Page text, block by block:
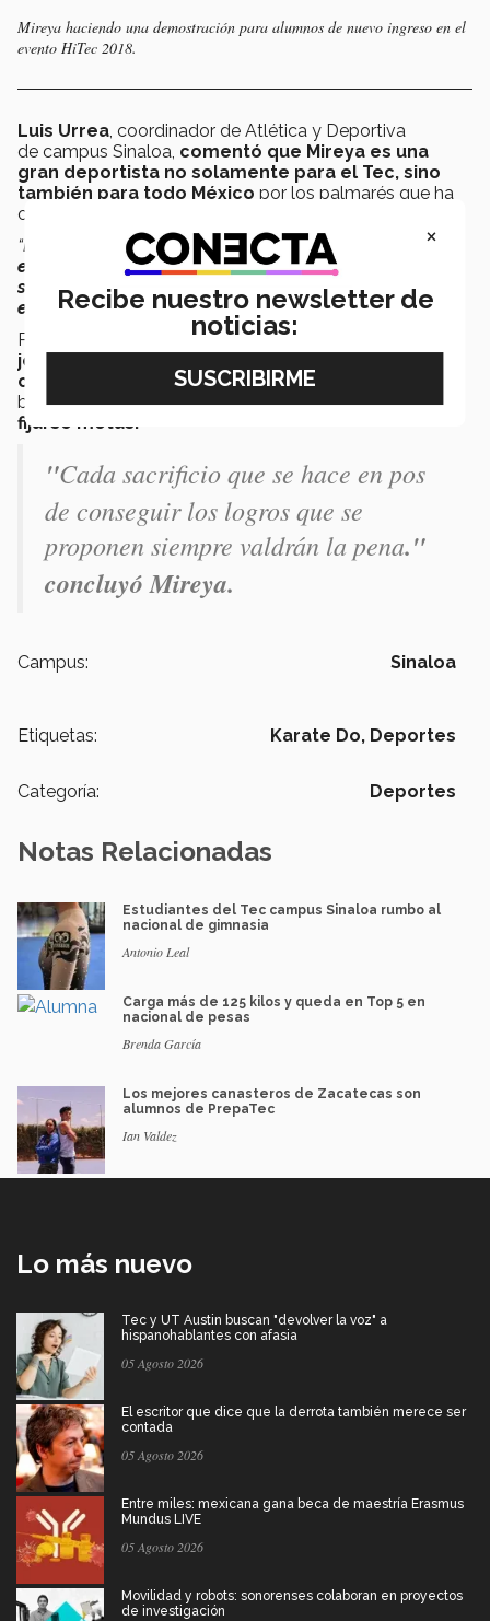
Mireya haciendo una demostración para alumnos de nuevo ingreso en el
evento HiTec 2018.
Luis Urrea, coordinador de Atlética y Deportiva
de campus Sinaloa, comentó que Mireya es una
gran deportista no solamente para el Tec, sino
también para todo México por los palmarés que ha
obtenido.
“Estamos muy contentos y muy orgullosos de Mireya.Ella
es un ejemplo para todos nuestros alumnos, porque el
ser una atleta de alto rendimiento requiere de mucha
entrega”, mencionó Luis.
Para finalizar, Mireya recalcó que para tener éxito
jóvenes deportistas siempre deben ser
constantes,
porque eso ayuda bastante en los altos y
bajos emocionales, además deser disciplinados y
fijarse metas.
"Cada sacrificio que se hace en pos
de conseguir los logros que se
proponen siempre valdrán la pena."
concluyó Mireya.
Campus: Sinaloa
Etiquetas: Karate Do, Deportes
Categoría: Deportes
Notas Relacionadas
Estudiantes del Tec campus Sinaloa rumbo al
nacional de gimnasia
Antonio Leal
Carga más de 125 kilos y queda en Top 5 en
nacional de pesas
Brenda García
Los mejores canasteros de Zacatecas son
alumnos de PrepaTec
Ian Valdez
Lo más nuevo
Tec y UT Austin buscan "devolver la voz" a
hispanohablantes con afasia
05 Agosto 2026
El escritor que dice que la derrota también merece ser
contada
05 Agosto 2026
Entre miles: mexicana gana beca de maestría Erasmus
Mundus LIVE
05 Agosto 2026
Movilidad y robots: sonorenses colaboran en proyectos
de investigación
×
Recibe nuestro newsletter de
noticias: